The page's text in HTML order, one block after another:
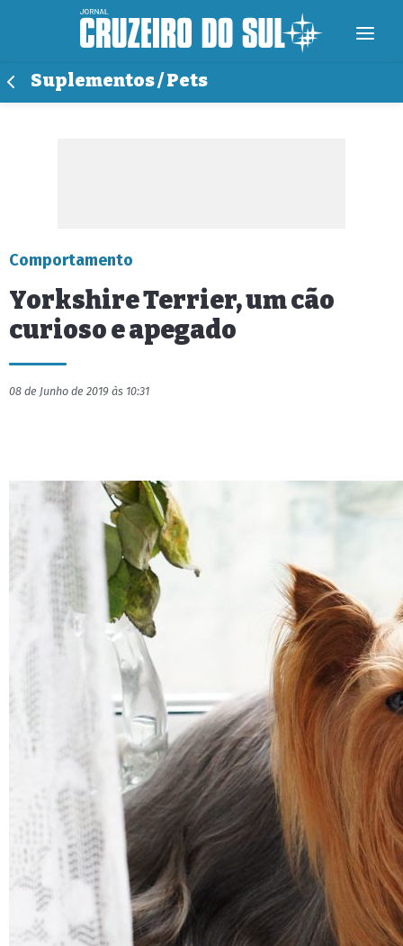
Suplementos / Pets
Comportamento
Yorkshire Terrier, um cão
curioso e apegado
08 de Junho de 2019 às 10:31